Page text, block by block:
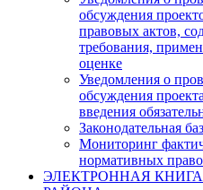
обсуждения
правовых актов,
требования,
оценке
Уведомления о
обсуждения
введения
Законодательная
Мониторинг
нормативных
ЭЛЕКТРОННАЯ